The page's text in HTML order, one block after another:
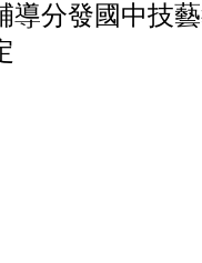
導分發國中技